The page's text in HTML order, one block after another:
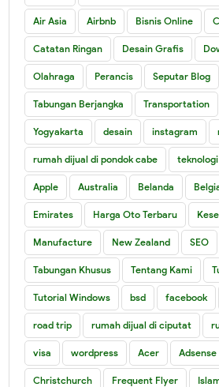
Air Asia Airbnb Bisnis Online
Catatan Ringan Desain Grafis
Olahraga Perancis Seputar Blog
Tabungan Berjangka Transportation
Yogyakarta desain instagram
rumah dijual di pondok cabe teknologi
Apple Australia Belanda
Emirates Harga Oto Terbaru
Manufacture New Zealand SEO
Tabungan Khusus Tentang Kami
Tutorial Windows bsd facebook
road trip rumah dijual di ciputat
visa wordpress Acer Adsense
Christchurch Frequent Flyer